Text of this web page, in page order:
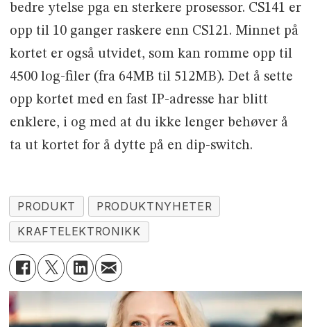
bedre ytelse pga en sterkere prosessor. CS141 er
opp til 10 ganger raskere enn CS121. Minnet på
kortet er også utvidet, som kan romme opp til
4500 log-filer (fra 64MB til 512MB). Det å sette
opp kortet med en fast IP-adresse har blitt
enklere, i og med at du ikke lenger behøver å
ta ut kortet for å dytte på en dip-switch.
PRODUKT
PRODUKTNYHETER
KRAFTELEKTRONIKK